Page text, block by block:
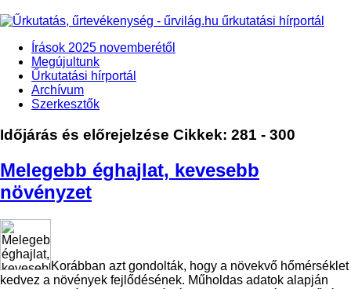
Írások 2025 novemberétől
Megújultunk
Űrkutatási hírportál
Archívum
Szerkesztők
Időjárás és előrejelzése Cikkek: 281 - 300
Melegebb éghajlat, kevesebb
növényzet
Korábban azt gondolták, hogy a növekvő hőmérséklet
kedvez a növények fejlődésének. Műholdas adatok alapján